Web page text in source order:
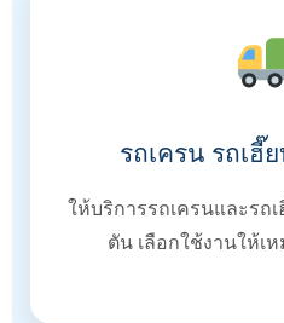
รถเครน รถเฮี๊
ให้บริการรถเครนและรถ
ตัน เลือกใช้งานให้เ